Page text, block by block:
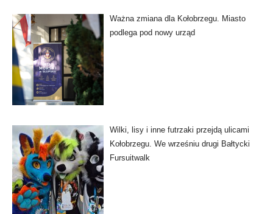
Ważna zmiana dla Kołobrzegu. Miasto
podlega pod nowy urząd
Wilki, lisy i inne futrzaki przejdą ulicami
Kołobrzegu. We wrześniu drugi Bałtycki
Fursuitwalk